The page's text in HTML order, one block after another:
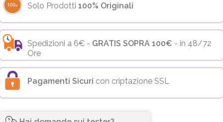
Solo Prodotti 100% Originali
Spedizioni a 6€ - GRATIS SOPRA 100€ - in 48/72
Ore
Pagamenti Sicuri con criptazione SSL